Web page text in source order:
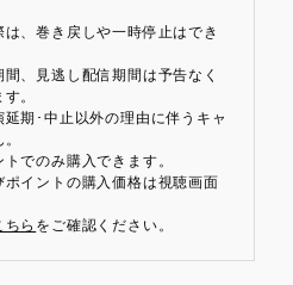
は、巻き戻しや一時停止はでき
、見逃し配信期間は予告なく
。
延期･中止以外の理由に伴うキャ
でのみ購入できます。
ポイントの購入価格は視聴画面
ちら をご確認ください。